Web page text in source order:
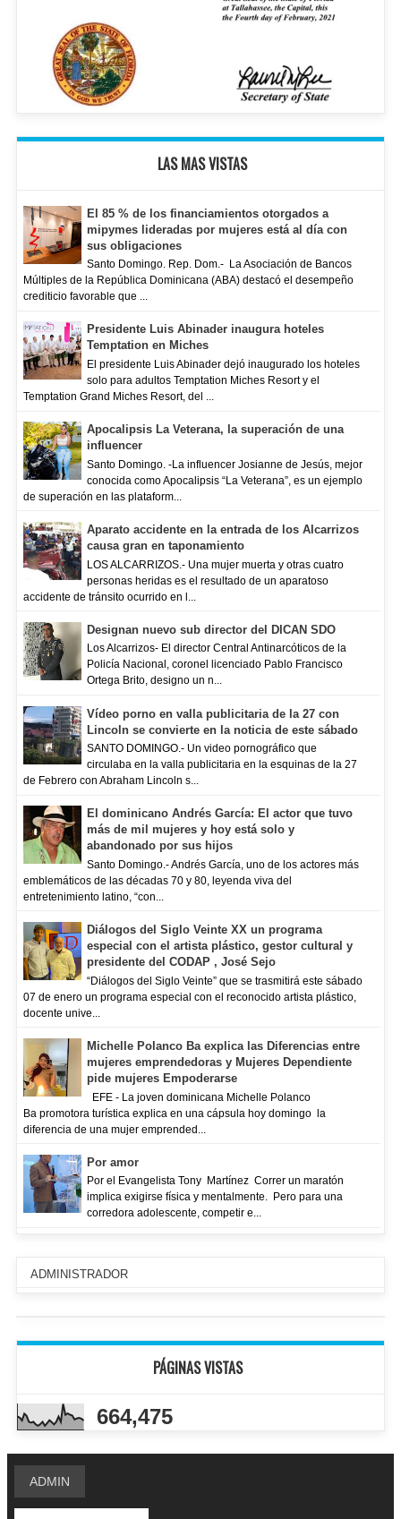
LAS MAS VISTAS
El 85 % de los financiamientos otorgados a
mipymes lideradas por mujeres está al día con
sus obligaciones
Santo Domingo. Rep. Dom.- La Asociación de Bancos
Múltiples de la República Dominicana (ABA) destacó el desempeño
crediticio favorable que ...
Presidente Luis Abinader inaugura hoteles
Temptation en Miches
El presidente Luis Abinader dejó inaugurado los hoteles
solo para adultos Temptation Miches Resort y el
Temptation Grand Miches Resort, del ...
Apocalipsis La Veterana, la superación de una
influencer
Santo Domingo. -La influencer Josianne de Jesús, mejor
conocida como Apocalipsis “La Veterana”, es un ejemplo
de superación en las plataform...
Aparato accidente en la entrada de los Alcarrizos
causa gran en taponamiento
LOS ALCARRIZOS.- Una mujer muerta y otras cuatro
personas heridas es el resultado de un aparatoso
accidente de tránsito ocurrido en l...
Designan nuevo sub director del DICAN SDO
Los Alcarrizos- El director Central Antinarcóticos de la
Policía Nacional, coronel licenciado Pablo Francisco
Ortega Brito, designo un n...
Vídeo porno en valla publicitaria de la 27 con
Lincoln se convierte en la noticia de este sábado
SANTO DOMINGO.- Un video pornográfico que
circulaba en la valla publicitaria en la esquinas de la 27
de Febrero con Abraham Lincoln s...
El dominicano Andrés García: El actor que tuvo
más de mil mujeres y hoy está solo y
abandonado por sus hijos
Santo Domingo.- Andrés García, uno de los actores más
emblemáticos de las décadas 70 y 80, leyenda viva del
entretenimiento latino, “con...
Diálogos del Siglo Veinte XX un programa
especial con el artista plástico, gestor cultural y
presidente del CODAP , José Sejo
“Diálogos del Siglo Veinte” que se trasmitirá este sábado
07 de enero un programa especial con el reconocido artista plástico,
docente unive...
Michelle Polanco Ba explica las Diferencias entre
mujeres emprendedoras y Mujeres Dependiente
pide mujeres Empoderarse
EFE - La joven dominicana Michelle Polanco
Ba promotora turística explica en una cápsula hoy domingo la
diferencia de una mujer emprended...
Por amor
Por el Evangelista Tony Martínez Correr un maratón
implica exigirse física y mentalmente. Pero para una
corredora adolescente, competir e...
ADMINISTRADOR
PÁGINAS VISTAS
664,475
ADMIN